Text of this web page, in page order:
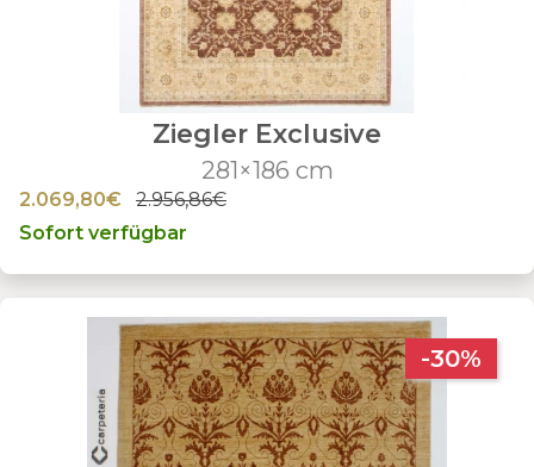
Ziegler Exclusive
281×186 cm
2.069,80€
2.956,86€
Sofort verfügbar
-30%